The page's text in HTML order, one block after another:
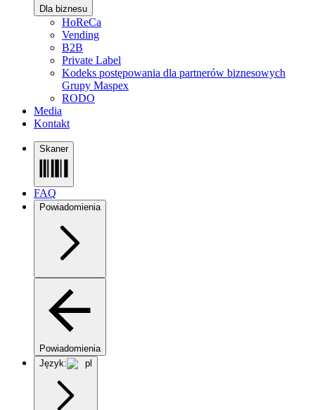
Dla biznesu
HoReCa
Vending
B2B
Private Label
Kodeks postępowania dla partnerów biznesowych
Grupy Maspex
RODO
Media
Kontakt
Skaner
FAQ
Powiadomienia
Powiadomienia
Język:
pl